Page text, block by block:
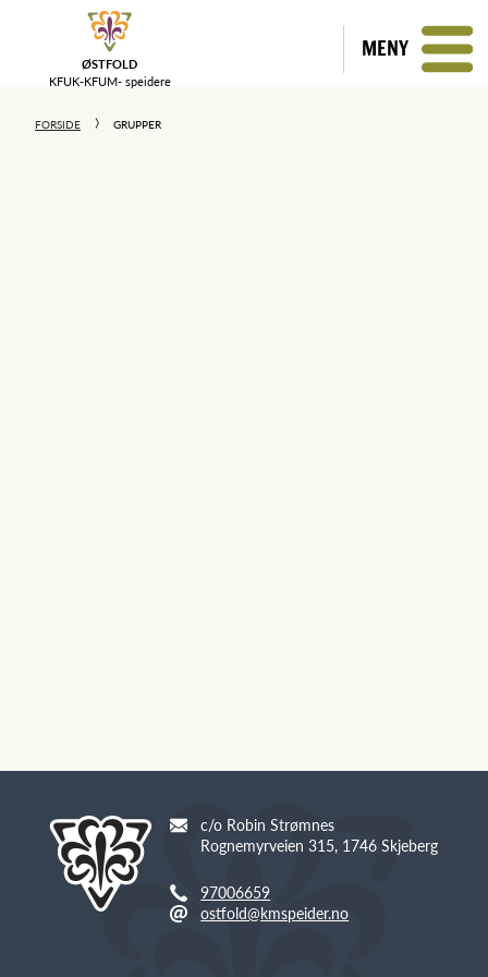
ØSTFOLD
KFUK-KFUM- speidere
MENY
FORSIDE GRUPPER
c/o Robin Strømnes
Rognemyrveien 315, 1746 Skjeberg
97006659
ostfold@kmspeider.no